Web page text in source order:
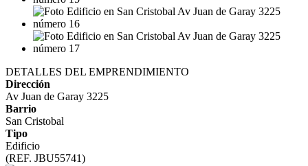
DETALLES DEL EMPRENDIMIENTO
Dirección
Av Juan de Garay 3225
Barrio
San Cristobal
Tipo
Edificio
(REF. JBU55741)